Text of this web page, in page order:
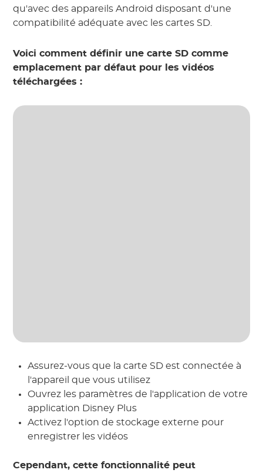
qu'avec des appareils Android disposant d'une
compatibilité adéquate avec les cartes SD.
Voici comment définir une carte SD comme
emplacement par défaut pour les vidéos
téléchargées :
Assurez-vous que la carte SD est connectée à
l'appareil que vous utilisez
Ouvrez les paramètres de l'application de votre
application Disney Plus
Activez l'option de stockage externe pour
enregistrer les vidéos
Cependant, cette fonctionnalité peut